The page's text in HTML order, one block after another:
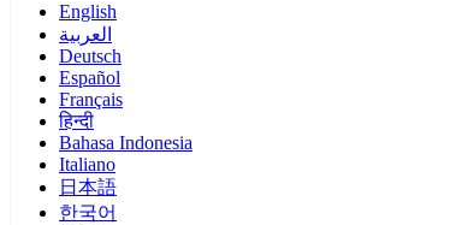
English
العربية
Deutsch
Español
Français
हिन्दी
Bahasa Indonesia
Italiano
日本語
한국어